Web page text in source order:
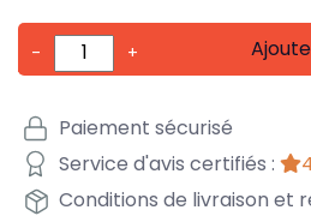
- +
Paiement sécurisé
Service d'avis certifiés :
Conditions de livraison et